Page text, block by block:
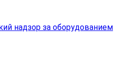
надзор за оборудованием